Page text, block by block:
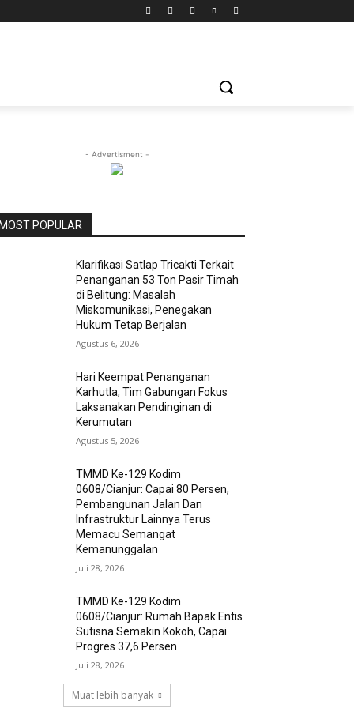
- Advertisment -
MOST POPULAR
Klarifikasi Satlap Tricakti Terkait
Penanganan 53 Ton Pasir Timah
di Belitung: Masalah
Miskomunikasi, Penegakan
Hukum Tetap Berjalan
Agustus 6, 2026
Hari Keempat Penanganan
Karhutla, Tim Gabungan Fokus
Laksanakan Pendinginan di
Kerumutan
Agustus 5, 2026
TMMD Ke-129 Kodim
0608/Cianjur: Capai 80 Persen,
Pembangunan Jalan Dan
Infrastruktur Lainnya Terus
Memacu Semangat
Kemanunggalan
Juli 28, 2026
TMMD Ke-129 Kodim
0608/Cianjur: Rumah Bapak Entis
Sutisna Semakin Kokoh, Capai
Progres 37,6 Persen
Juli 28, 2026
Muat lebih banyak